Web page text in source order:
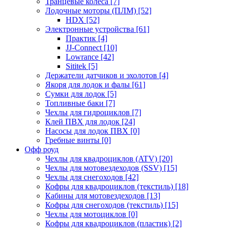
Лодочные моторы (ПЛМ) [52]
HDX [52]
Электронные устройства [61]
Практик [4]
JJ-Connect [10]
Lowrance [42]
Sititek [5]
Держатели датчиков и эхолотов [4]
Якоря для лодок и фалы [61]
Сумки для лодок [5]
Топливные баки [7]
Чехлы для гидроциклов [7]
Клей ПВХ для лодок [24]
Насосы для лодок ПВХ [0]
Гребные винты [0]
Офф роуд
Чехлы для квадроциклов (ATV) [20]
Чехлы для мотовездеходов (SSV) [15]
Чехлы для снегоходов [42]
Кофры для квадроциклов (текстиль) [18]
Кабины для мотовездеходов [13]
Кофры для снегоходов (текстиль) [15]
Чехлы для мотоциклов [0]
Кофры для квадроциклов (пластик) [2]